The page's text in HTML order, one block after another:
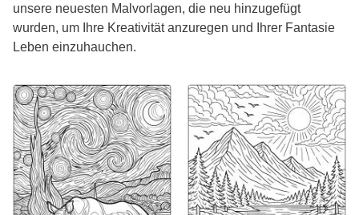
unsere neuesten Malvorlagen, die neu hinzugefügt
wurden, um Ihre Kreativität anzuregen und Ihrer Fantasie
Leben einzuhauchen.